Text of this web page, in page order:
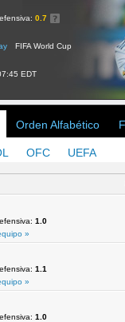
0.7
FIFA World Cup
EDT
Orden Alfabético
OFC UEFA
1.0
»
1.1
»
1.0